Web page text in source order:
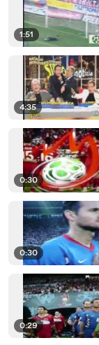
1:51
4:35
0:30
0:30
0:29